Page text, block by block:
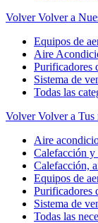
Volver Volver a
Equipos de
Aire
Purificadores
Sistema de
Todas las
Volver Volver a Tus
Aire
Calefacción y
Calefacción,
Equipos de
Purificadores
Sistema de
Todas las